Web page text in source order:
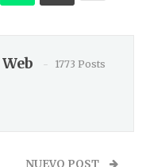
1773 Posts
NUEVO POST